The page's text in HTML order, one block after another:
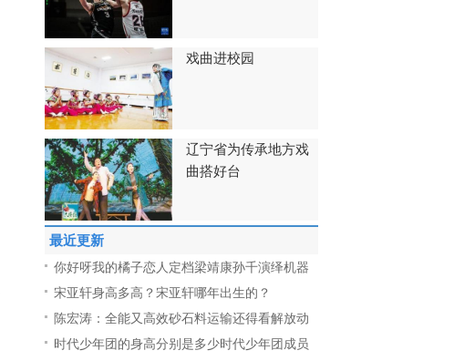
戏曲进校园
辽宁省为传承地方戏
曲搭好台
最近更新
你好呀我的橘子恋人定档梁靖康孙千演绎机器
宋亚轩身高多高？宋亚轩哪年出生的？
陈宏涛：全能又高效砂石料运输还得看解放动
时代少年团的身高分别是多少时代少年团成员